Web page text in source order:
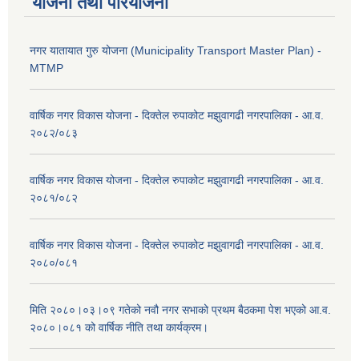
नगर यातायात गुरु योजना (Municipality Transport Master Plan) -
MTMP
वार्षिक नगर विकास योजना - दिक्तेल रुपाकोट मझुवागढी नगरपालिका - आ.व.
२०८२/०८३
वार्षिक नगर विकास योजना - दिक्तेल रुपाकोट मझुवागढी नगरपालिका - आ.व.
२०८१/०८२
वार्षिक नगर विकास योजना - दिक्तेल रुपाकोट मझुवागढी नगरपालिका - आ.व.
२०८०/०८१
मिति २०८०।०३।०९ गतेको नवौ नगर सभाको प्रथम बैठकमा पेश भएको आ.व.
२०८०।०८१ को वार्षिक नीति तथा कार्यक्रम।